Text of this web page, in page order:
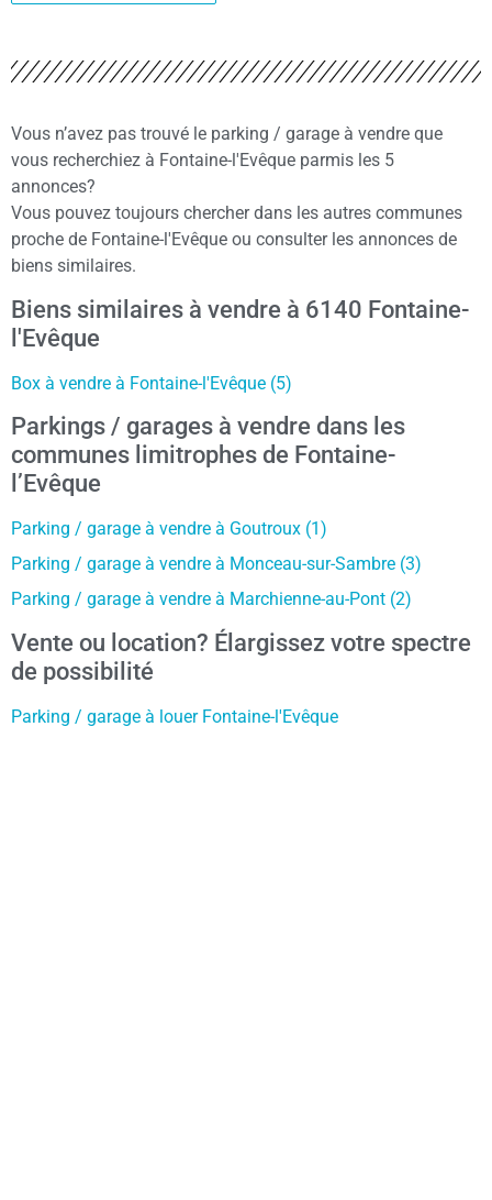
Vous n’avez pas trouvé le parking / garage à vendre que
vous recherchiez à Fontaine-l'Evêque parmis les 5
annonces?
Vous pouvez toujours chercher dans les autres communes
proche de Fontaine-l'Evêque ou consulter les annonces de
biens similaires.
Biens similaires à vendre à 6140 Fontaine-
l'Evêque
Box à vendre à Fontaine-l'Evêque (5)
Parkings / garages à vendre dans les
communes limitrophes de Fontaine-
l’Evêque
Parking / garage à vendre à Goutroux (1)
Parking / garage à vendre à Monceau-sur-Sambre (3)
Parking / garage à vendre à Marchienne-au-Pont (2)
Vente ou location? Élargissez votre spectre
de possibilité
Parking / garage à louer Fontaine-l'Evêque